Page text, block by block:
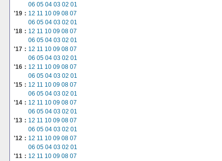
06 05 04 03 02 01
'19： 12 11 10 09 08 07
06 05 04 03 02 01
'18： 12 11 10 09 08 07
06 05 04 03 02 01
'17： 12 11 10 09 08 07
06 05 04 03 02 01
'16： 12 11 10 09 08 07
06 05 04 03 02 01
'15： 12 11 10 09 08 07
06 05 04 03 02 01
'14： 12 11 10 09 08 07
06 05 04 03 02 01
'13： 12 11 10 09 08 07
06 05 04 03 02 01
'12： 12 11 10 09 08 07
06 05 04 03 02 01
'11： 12 11 10 09 08 07